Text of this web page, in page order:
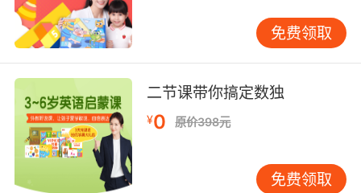
内容简介
《狼和七只小羊》：山羊妈妈要出门了，她把
自己的七个宝宝留在了家里。大灰狼装作是妈
妈，要小羊们开门。“你的声音不像妈妈！”小羊
们并不上当。于是，大灰狼吃下藕粉，将嗓音变
得很细。“开门呀，我是你们的妈妈！”这一回，
狼爪子又被小羊们发现了，“你不是我们的妈妈，
免费领取
二节课带你搞定数独
¥0 原价398元
免费领取